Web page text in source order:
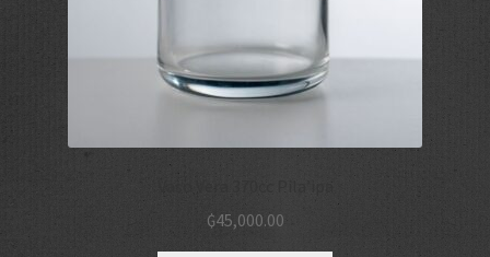
₲45,000.00